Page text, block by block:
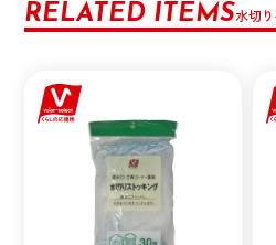
RELATED ITEMS水切